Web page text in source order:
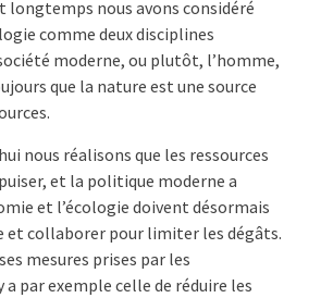
longtemps nous avons considéré
comme deux disciplines
moderne, ou plutôt, l’homme,
que la nature est une source
nous réalisons que les ressources
et la politique moderne a
et l’écologie doivent désormais
et collaborer pour limiter les dégâts.
mesures prises par les
par exemple celle de réduire les